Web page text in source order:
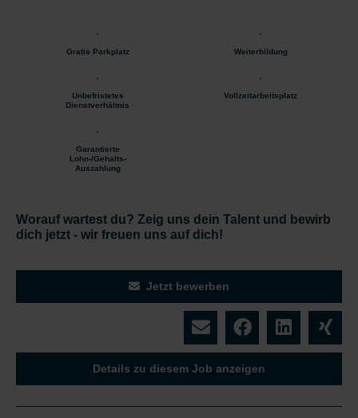
Gratis Parkplatz Weiterbildung
Unbefristetes
Dienstverhältnis
Vollzeitarbeitsplatz
Garantierte
Lohn-/Gehalts-
Auszahlung
Worauf wartest du? Zeig uns dein Talent und bewirb
dich jetzt - wir freuen uns auf dich!
Jetzt bewerben
Details zu diesem Job anzeigen